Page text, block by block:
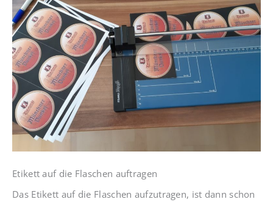
Etikett auf die Flaschen auftragen
Das Etikett auf die Flaschen aufzutragen, ist dann schon